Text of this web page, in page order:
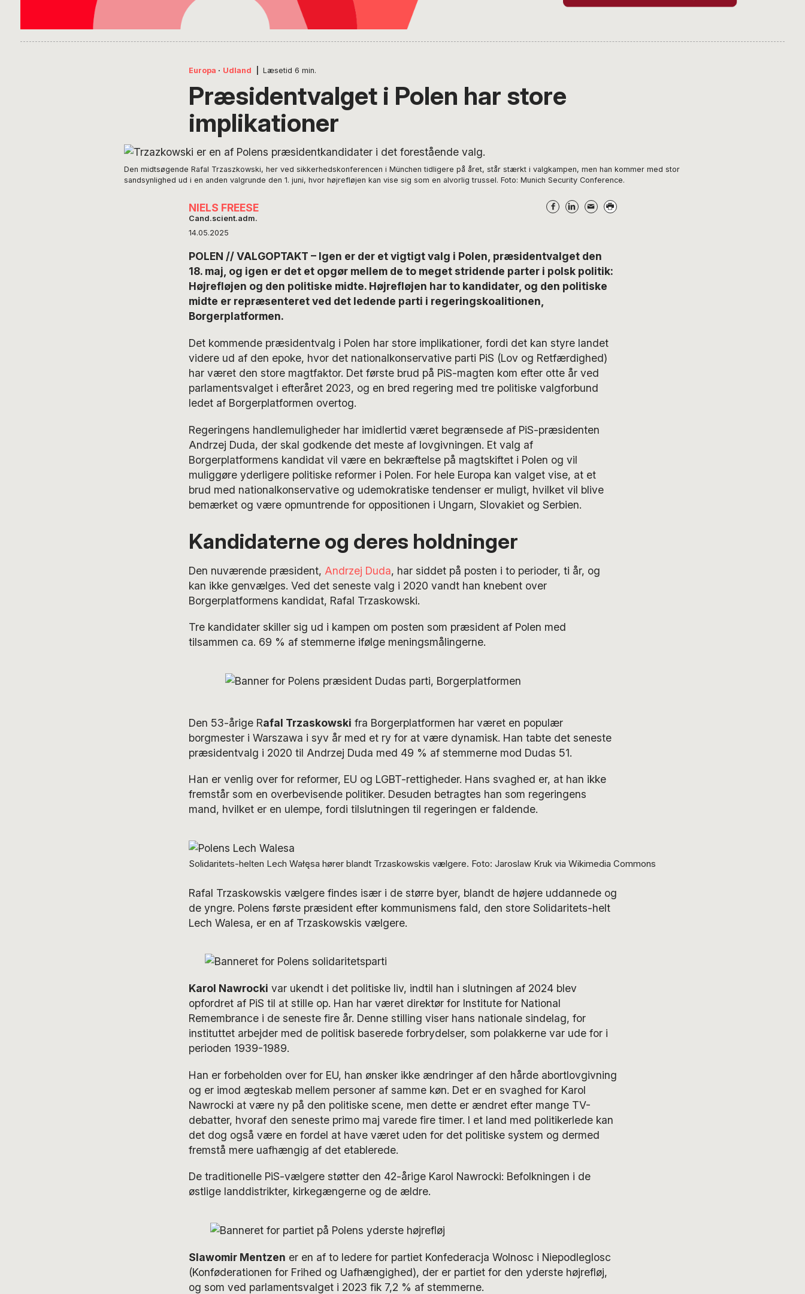
Europa · Udland Læsetid 6 min.
Præsidentvalget i Polen har store
implikationer
Den midtsøgende Rafal Trzaszkowski, her ved sikkerhedskonferencen i München tidligere på året, står stærkt i valgkampen, men han kommer med stor
sandsynlighed ud i en anden valgrunde den 1. juni, hvor højrefløjen kan vise sig som en alvorlig trussel. Foto: Munich Security Conference.
NIELS FREESE
Cand.scient.adm.
14.05.2025
POLEN // VALGOPTAKT – Igen er der et vigtigt valg i Polen, præsidentvalget den
18. maj, og igen er det et opgør mellem de to meget stridende parter i polsk politik:
Højrefløjen og den politiske midte. Højrefløjen har to kandidater, og den politiske
midte er repræsenteret ved det ledende parti i regeringskoalitionen,
Borgerplatformen.
Det kommende præsidentvalg i Polen har store implikationer, fordi det kan styre landet
videre ud af den epoke, hvor det nationalkonservative parti PiS (Lov og Retfærdighed)
har været den store magtfaktor. Det første brud på PiS-magten kom efter otte år ved
parlamentsvalget i efteråret 2023, og en bred regering med tre politiske valgforbund
ledet af Borgerplatformen overtog.
Regeringens handlemuligheder har imidlertid været begrænsede af PiS-præsidenten
Andrzej Duda, der skal godkende det meste af lovgivningen. Et valg af
Borgerplatformens kandidat vil være en bekræftelse på magtskiftet i Polen og vil
muliggøre yderligere politiske reformer i Polen. For hele Europa kan valget vise, at et
brud med nationalkonservative og udemokratiske tendenser er muligt, hvilket vil blive
bemærket og være opmuntrende for oppositionen i Ungarn, Slovakiet og Serbien.
Kandidaterne og deres holdninger
Den nuværende præsident, Andrzej Duda, har siddet på posten i to perioder, ti år, og
kan ikke genvælges. Ved det seneste valg i 2020 vandt han knebent over
Borgerplatformens kandidat, Rafal Trzaskowski.
Tre kandidater skiller sig ud i kampen om posten som præsident af Polen med
tilsammen ca. 69 % af stemmerne ifølge meningsmålingerne.
Den 53-årige Rafal Trzaskowski fra Borgerplatformen har været en populær
borgmester i Warszawa i syv år med et ry for at være dynamisk. Han tabte det seneste
præsidentvalg i 2020 til Andrzej Duda med 49 % af stemmerne mod Dudas 51.
Han er venlig over for reformer, EU og LGBT-rettigheder. Hans svaghed er, at han ikke
fremstår som en overbevisende politiker. Desuden betragtes han som regeringens
mand, hvilket er en ulempe, fordi tilslutningen til regeringen er faldende.
Solidaritets-helten Lech Wałęsa hører blandt Trzaskowskis vælgere. Foto: Jaroslaw Kruk via Wikimedia Commons
Rafal Trzaskowskis vælgere findes især i de større byer, blandt de højere uddannede og
de yngre. Polens første præsident efter kommunismens fald, den store Solidaritets-helt
Lech Walesa, er en af Trzaskowskis vælgere.
Karol Nawrocki var ukendt i det politiske liv, indtil han i slutningen af 2024 blev
opfordret af PiS til at stille op. Han har været direktør for Institute for National
Remembrance i de seneste fire år. Denne stilling viser hans nationale sindelag, for
instituttet arbejder med de politisk baserede forbrydelser, som polakkerne var ude for i
perioden 1939-1989.
Han er forbeholden over for EU, han ønsker ikke ændringer af den hårde abortlovgivning
og er imod ægteskab mellem personer af samme køn. Det er en svaghed for Karol
Nawrocki at være ny på den politiske scene, men dette er ændret efter mange TV-
debatter, hvoraf den seneste primo maj varede fire timer. I et land med politikerlede kan
det dog også være en fordel at have været uden for det politiske system og dermed
fremstå mere uafhængig af det etablerede.
De traditionelle PiS-vælgere støtter den 42-årige Karol Nawrocki: Befolkningen i de
østlige landdistrikter, kirkegængerne og de ældre.
Slawomir Mentzen er en af to ledere for partiet Konfederacja Wolnosc i Niepodleglosc
(Konføderationen for Frihed og Uafhængighed), der er partiet for den yderste højrefløj,
og som ved parlamentsvalget i 2023 fik 7,2 % af stemmerne.